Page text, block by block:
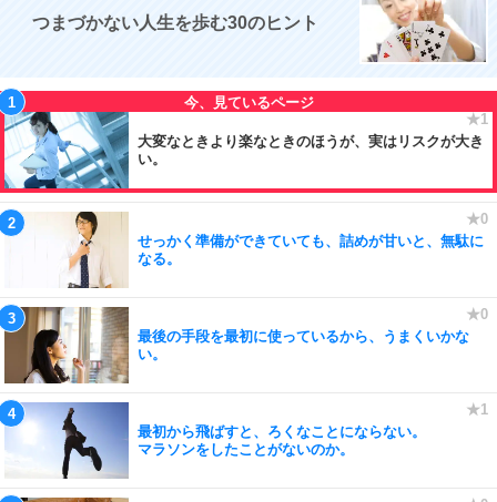
つまづかない人生を歩む30のヒント
大変なときより楽なときのほうが、実はリスクが大き
い。
せっかく準備ができていても、詰めが甘いと、無駄に
なる。
最後の手段を最初に使っているから、うまくいかな
い。
最初から飛ばすと、ろくなことにならない。
マラソンをしたことがないのか。